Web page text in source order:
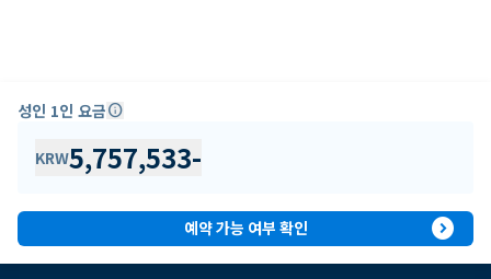
성인 1인 요금info
KRW5,757,533-
예약 가능 여부 확인 expand_circle_right